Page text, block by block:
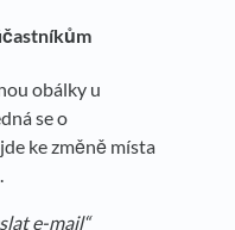
obálky u
se o
ke změně místa
e-mail“